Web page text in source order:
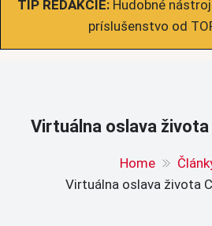
TIP REDAKCIE: Hudobné
príslušenstvo od
Virtuálna oslava
Home
Virtuálna oslava života